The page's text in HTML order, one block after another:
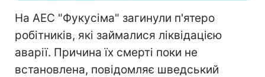
На АЕС "Фукусіма" загинули п'ятеро
робітників, які займалися ліквідацією
аварії. Причина їх смерті поки не
встановлена, повідомляє шведський